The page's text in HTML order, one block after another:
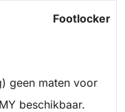
Footlocker
geen maten voor
beschikbaar.